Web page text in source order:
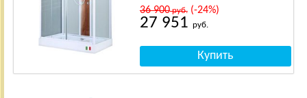
36 900руб.(-24%)
27 951 руб.